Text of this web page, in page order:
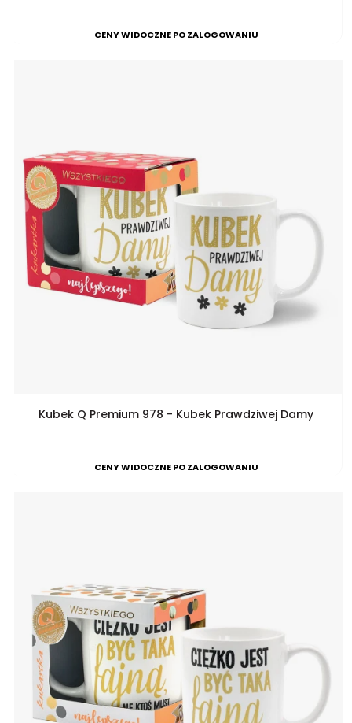
CENY WIDOCZNE PO ZALOGOWANIU
Kubek Q Premium 978 - Kubek Prawdziwej Damy
CENY WIDOCZNE PO ZALOGOWANIU